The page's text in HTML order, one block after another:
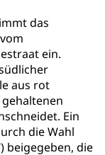
das
ein.
aus rot
Ein
die Wahl
beigegeben, die